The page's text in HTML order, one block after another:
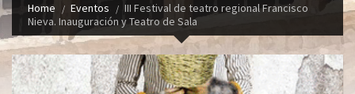
Home Eventos
III Festival de teatro regional Francisco
Nieva. Inauguración y Teatro de Sala